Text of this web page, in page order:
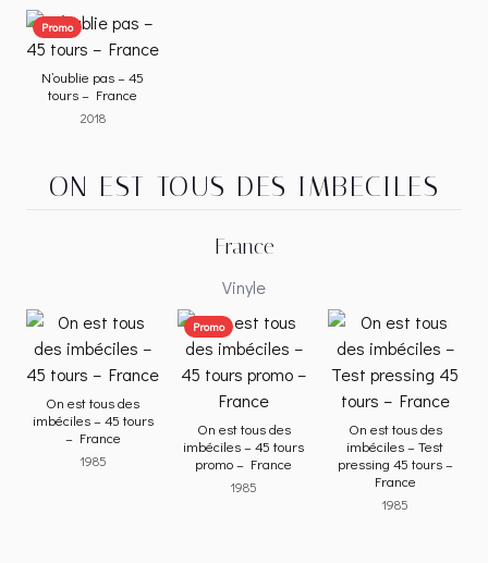
Promo
N’oublie pas – 45
tours – France
2018
ON EST TOUS DES IMBECILES
France
Vinyle
On est tous des
imbéciles – 45 tours
– France
1985
Promo
On est tous des
imbéciles – 45 tours
promo – France
1985
On est tous des
imbéciles – Test
pressing 45 tours –
France
1985